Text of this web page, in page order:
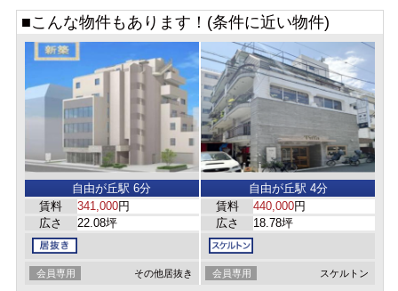
■こんな物件もあります！(条件に近い物件)
自由が丘駅 6分
賃料
341,000円
広さ
22.08坪
会員専用 その他居抜き
自由が丘駅 4分
賃料
440,000円
広さ
18.78坪
会員専用 スケルトン